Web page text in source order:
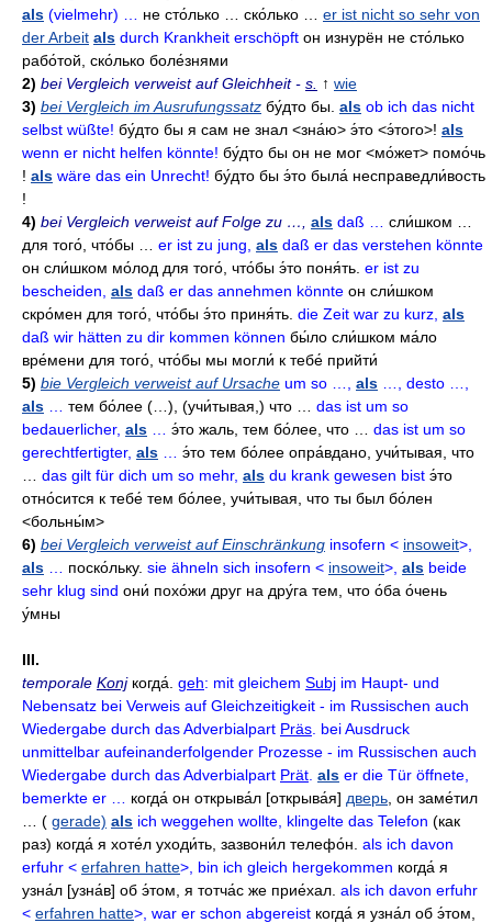
als (vielmehr) … не сто́лько … ско́лько … er ist nicht so sehr von
der Arbeit als durch Krankheit erschöpft он изнурён не сто́лько
рабо́той ско́лько боле́знями
2) bei Vergleich verweist auf Gleichheit - s. ↑ wie
3) bei Vergleich im Ausrufungssatz бу́дто бы als ob ich das nicht
selbst wüßte! бу́дто бы я сам не знал <зна́ю> э́то <э́того>! als
wenn er nicht helfen könnte! бу́дто бы он не мог <мо́жет> помо́чь
! als wäre das ein Unrecht! бу́дто бы э́то была́ несправедли́вость
!
4) bei Vergleich verweist auf Folge zu …, als daß … сли́шком …
для того́ что́бы … er ist zu jung, als daß er das verstehen könnte
он сли́шком мо́лод для того́ что́бы э́то поня́ть er ist zu
bescheiden, als daß er das annehmen könnte он сли́шком
скро́мен для того́ что́бы э́то приня́ть die Zeit war zu kurz, als
daß wir hätten zu dir kommen können бы́ло сли́шком ма́ло
вре́мени для того́ что́бы мы могли́ к тебе́ прийти́
5) bie Vergleich verweist auf Ursache um so …, als …, desto …,
als
тем бо́лее (…), (учи́тывая,) что …
das ist um so
bedauerlicher, als э́то жаль тем бо́лее что …
das ist um so
gerechtfertigter, als э́то тем бо́лее опра́вдано учи́тывая что
das gilt für dich um so mehr, als du krank gewesen bist э́то
отно́сится к тебе́ тем бо́лее учи́тывая что ты был бо́лен
<больны́м>
6) bei Vergleich verweist auf Einschränkung insofern < insoweit>,
als
поско́льку. sie ähneln sich insofern < insoweit>, als beide
sehr klug sind они́ похо́жи друг на дру́га тем что о́ба о́чень
у́мны
III.
temporale Konj когда́ geh: mit gleichem Subj im Haupt- und
Nebensatz bei Verweis auf Gleichzeitigkeit - im Russischen auch
Wiedergabe durch das Adverbialpart Präs . bei Ausdruck
unmittelbar aufeinanderfolgender Prozesse - im Russischen auch
Wiedergabe durch das Adverbialpart Prät als er die Tür öffnete,
bemerkte er … когда́ он открыва́л [открыва́я] дверь он заме́тил
( gerade) als ich weggehen wollte, klingelte das Telefon (как
раз) когда́ я хоте́л уходи́ть зазвони́л телефо́н als ich davon
erfuhr < erfahren hatte>, bin ich gleich hergekommen когда́ я
узна́л [узна́в] об э́том я тотча́с же прие́хал als ich davon erfuhr
< erfahren hatte>, war er schon abgereist когда́ я узна́л об э́том